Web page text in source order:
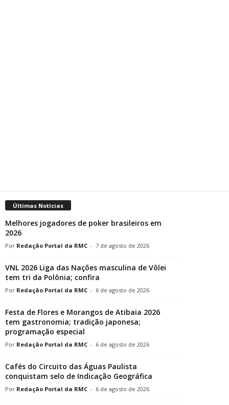
Últimas Notícias
Melhores jogadores de poker brasileiros em
2026
Redação Portal da RMC - 7 de agosto de 2026
VNL 2026 Liga das Nações masculina de Vôlei
tem tri da Polônia; confira
Redação Portal da RMC - 6 de agosto de 2026
Festa de Flores e Morangos de Atibaia 2026
tem gastronomia; tradição japonesa;
programação especial
Redação Portal da RMC - 6 de agosto de 2026
Cafés do Circuito das Águas Paulista
conquistam selo de Indicação Geográfica
Redação Portal da RMC - 6 de agosto de 2026